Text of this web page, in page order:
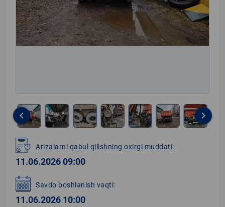
1
of
16
keyboard_arrow_left keyboard_arrow_right
Arizalarni qabul qilishning oxirgi muddati:
11.06.2026 09:00
Savdo boshlanish vaqti:
11.06.2026 10:00